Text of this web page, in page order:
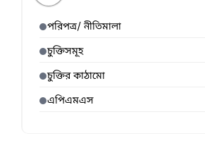
পরিপত্র/ নীতিমালা
চুক্তিসমূহ
চুক্তির কাঠামো
এপিএমএস